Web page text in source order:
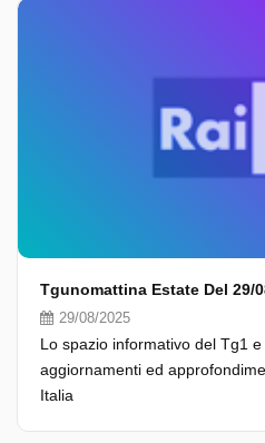
Tgunomattina Estate Del 29/
29/08/2025
Lo spazio informativo del Tg1 e
aggiornamenti ed
Italia